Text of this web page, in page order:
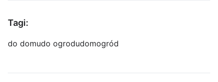
Tagi:
do domudo ogrodudomogród